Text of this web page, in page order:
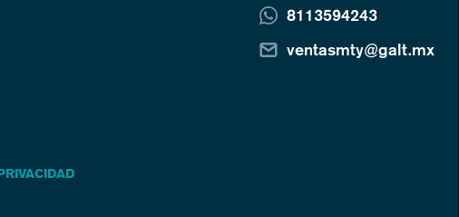
8113594243
ventasmty@galt.mx